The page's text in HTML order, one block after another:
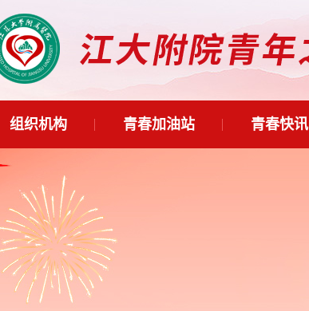
组织机构 青春加油站 青春快讯